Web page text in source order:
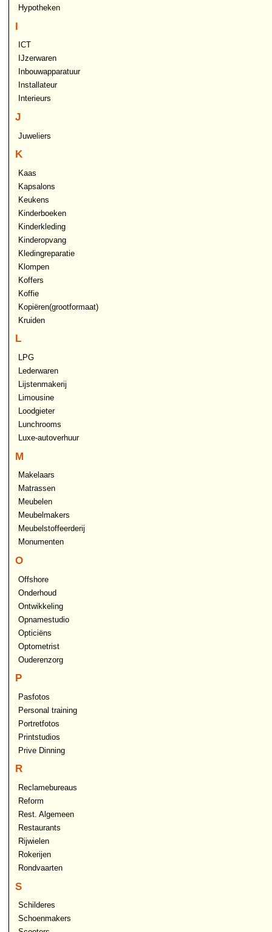
Hypotheken
I
ICT
IJzerwaren
Inbouwapparatuur
Installateur
Interieurs
J
Juweliers
K
Kaas
Kapsalons
Keukens
Kinderboeken
Kinderkleding
Kinderopvang
Kledingreparatie
Klompen
Koffers
Koffie
Kopiëren(grootformaat)
Kruiden
L
LPG
Lederwaren
Lijstenmakerij
Limousine
Loodgieter
Lunchrooms
Luxe-autoverhuur
M
Makelaars
Matrassen
Meubelen
Meubelmakers
Meubelstoffeerderij
Monumenten
O
Offshore
Onderhoud
Ontwikkeling
Opnamestudio
Opticiëns
Optometrist
Ouderenzorg
P
Pasfotos
Personal training
Portretfotos
Printstudios
Prive Dinning
R
Reclamebureaus
Reform
Rest. Algemeen
Restaurants
Rijwielen
Rokerijen
Rondvaarten
S
Schilderes
Schoenmakers